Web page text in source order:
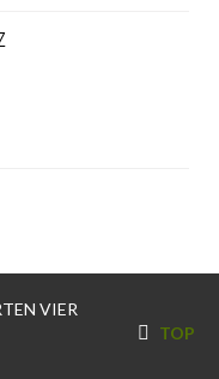
VIER
TOP